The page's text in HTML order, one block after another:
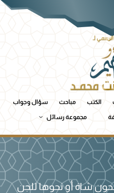
الكتب مباحث سؤال وجواب
مجموعة رسائل
شاة أو نحوها للجن